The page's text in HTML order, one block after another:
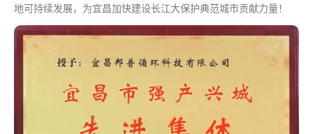
地可持续发展，为宜昌加快建设长江大保护典范城市贡献力量！